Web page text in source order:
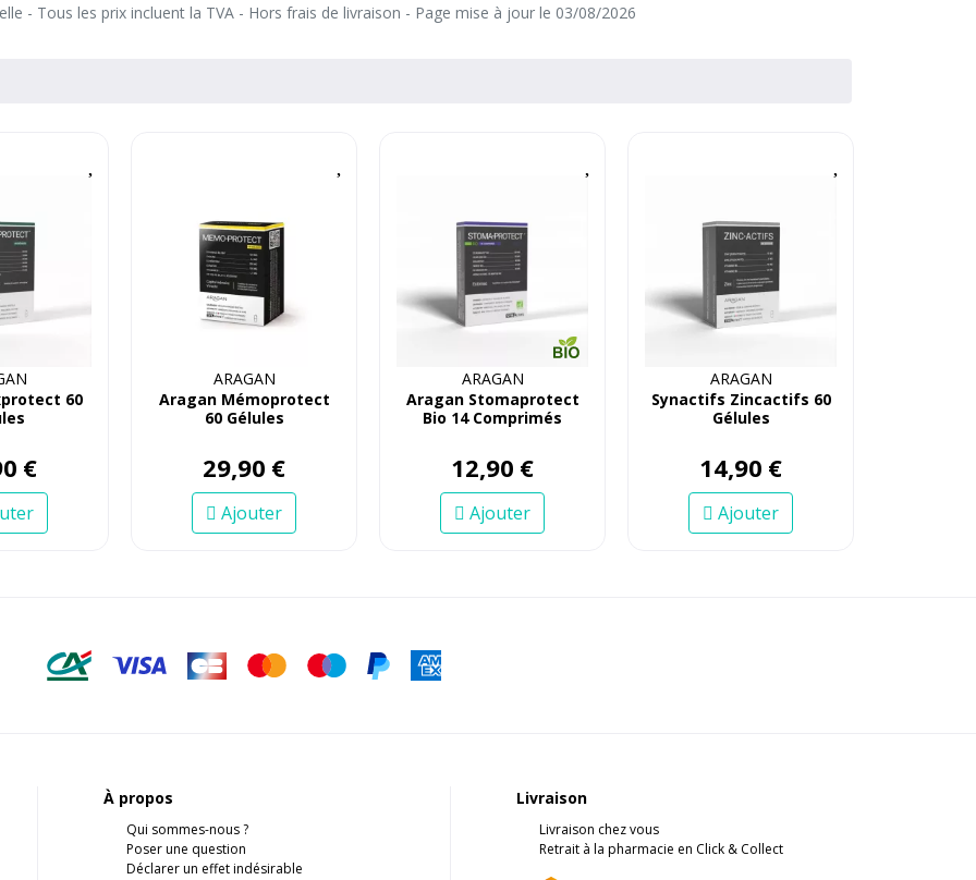
- Tous les prix incluent la TVA - Hors frais de livraison - Page mise à jour le 03/08/2026
60
€
ARAGAN
Aragan Mémoprotect
60 Gélules
29,90 €
Ajouter
ARAGAN
Aragan Stomaprotect
Bio 14 Comprimés
12,90 €
Ajouter
ARAGAN
Synactifs Zincactifs 60
Gélules
14,90 €
Ajouter
À propos
Qui sommes-nous ?
Poser une question
Déclarer un effet indésirable
Livraison
Livraison chez vous
Retrait à la pharmacie en Click & Collect